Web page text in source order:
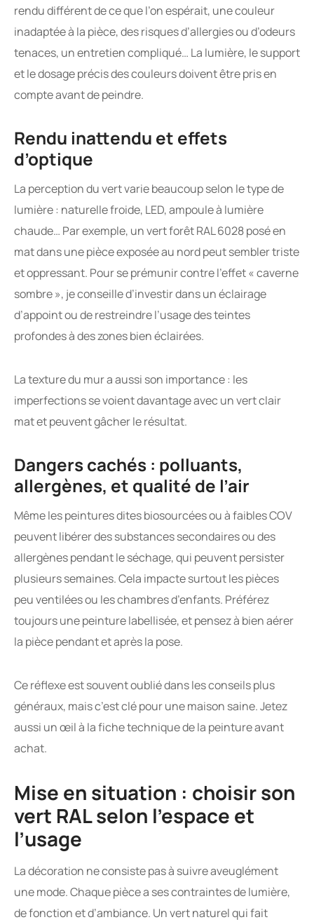
rendu différent de ce que l’on espérait, une couleur
inadaptée à la pièce, des risques d’allergies ou d’odeurs
tenaces, un entretien compliqué… La lumière, le support
et le dosage précis des couleurs doivent être pris en
compte avant de peindre.
Rendu inattendu et effets
d’optique
La perception du vert varie beaucoup selon le type de
lumière : naturelle froide, LED, ampoule à lumière
chaude… Par exemple, un vert forêt RAL 6028 posé en
mat dans une pièce exposée au nord peut sembler triste
et oppressant. Pour se prémunir contre l’effet « caverne
sombre », je conseille d’investir dans un éclairage
d’appoint ou de restreindre l’usage des teintes
profondes à des zones bien éclairées.
La texture du mur a aussi son importance : les
imperfections se voient davantage avec un vert clair
mat et peuvent gâcher le résultat.
Dangers cachés : polluants,
allergènes, et qualité de l’air
Même les peintures dites biosourcées ou à faibles COV
peuvent libérer des substances secondaires ou des
allergènes pendant le séchage, qui peuvent persister
plusieurs semaines. Cela impacte surtout les pièces
peu ventilées ou les chambres d’enfants. Préférez
toujours une peinture labellisée, et pensez à bien aérer
la pièce pendant et après la pose.
Ce réflexe est souvent oublié dans les conseils plus
généraux, mais c’est clé pour une maison saine. Jetez
aussi un œil à la fiche technique de la peinture avant
achat.
Mise en situation : choisir son
vert RAL selon l’espace et
l’usage
La décoration ne consiste pas à suivre aveuglément
une mode. Chaque pièce a ses contraintes de lumière,
de fonction et d’ambiance. Un vert naturel qui fait